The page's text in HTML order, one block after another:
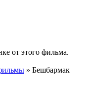
от этого фильма.
» Бешбармак